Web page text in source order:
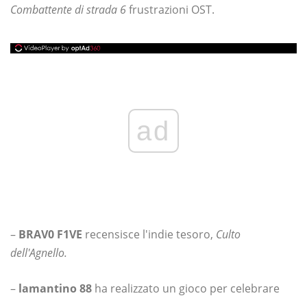
Combattente di strada 6frustrazioni OST.
ad
– BRAV0 F1VE recensisce l'indie tesoro, Culto
dell'Agnello.
– lamantino 88 ha realizzato un gioco per celebrare